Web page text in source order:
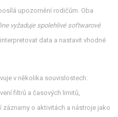
upozornění rodičům. Oba
vyžaduje spolehlivé softwarové
data a nastavit vhodné
v několika souvislostech:
filtrů a časových limitů,
o aktivitách a nástroje jako